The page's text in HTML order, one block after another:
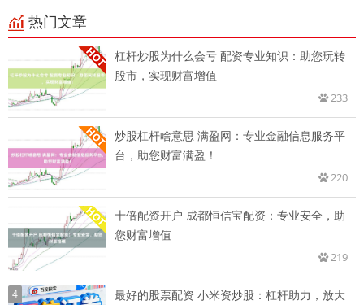
热门文章
杠杆炒股为什么会亏 配资专业知识：助您玩转
股市，实现财富增值
233
炒股杠杆啥意思 满盈网：专业金融信息服务平
台，助您财富满盈！
220
十倍配资开户 成都恒信宝配资：专业安全，助
您财富增值
219
4
最好的股票配资 小米资炒股：杠杆助力，放大